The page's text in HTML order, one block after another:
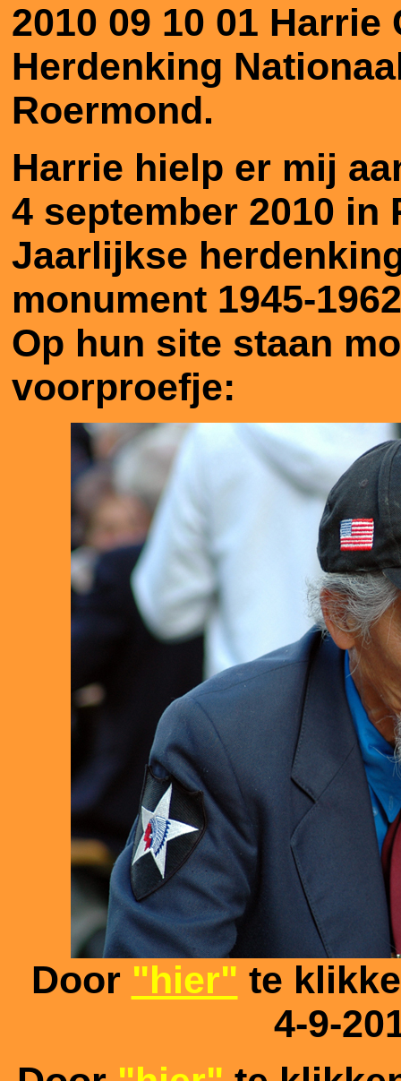
2010 09 10 01 Harrie
Herdenking
Roermond.
Harrie hielp er mij
4 september 2010 in
Jaarlijkse
monument 1945-
Op hun site staan
voorproefje:
Door "hier" te
4-9-